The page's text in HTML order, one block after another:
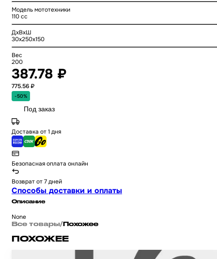
Модель мототехники
110 cc
ДхВхШ
30x250x150
Вес
200
387.78 ₽
775.56 ₽
-50%
Под заказ
Доставка от 1 дня
Безопасная оплата онлайн
Возврат от 7 дней
Способы доставки и оплаты
Описание
None
Все товары/Похожее
ПОХОЖЕЕ